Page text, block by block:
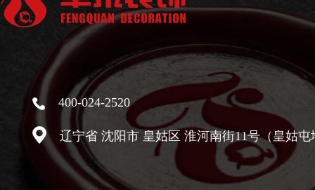
400-024-2520
辽宁省 沈阳市 皇姑区 淮河南街11号（皇姑